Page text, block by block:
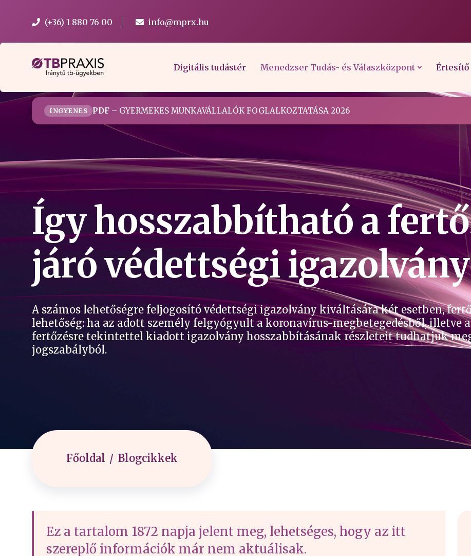
(+36) 1 880 76 00 info@mprx.hu
Digitális tudástér Menedzser Tudás- és Válaszközpont Értesítő
INGYENES PDF– GYERMEKES MUNKAVÁLLALÓK FOGLALKOZTATÁSA 2026
Így hosszabbítható a
járó védettségi igazolvány
A számos lehetőségre feljogosító védettségi igazolvány kiváltására két esetben,
lehetőség: ha az adott személy felgyógyult a koronavírus-megbetegedésből, illetve
fertőzésre tekintettel kiadott igazolvány hosszabbításának részleteit tudhatjuk
jogszabályból.
Főoldal Blogcikkek
Ez a tartalom 1872 napja jelent meg, lehetséges, hogy az itt
szereplő információk már nem aktuálisak.